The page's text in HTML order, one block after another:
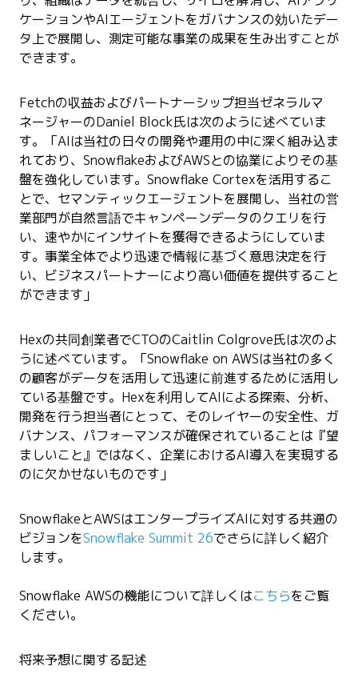
ケーションやAIエージェントをガバナンスの効いたデー
タ上で展開し、測定可能な事業の成果を生み出すことが
できます。
Fetchの収益およびパートナーシップ担当ゼネラルマ
ネージャーのDaniel Block氏は次のように述べていま
す。「AIは当社の日々の開発や運用の中に深く組み込ま
れており、SnowflakeおよびAWSとの協業によりその基
盤を強化しています。Snowflake Cortexを活用するこ
とで、セマンティックエージェントを展開し、当社の営
業部門が自然言語でキャンペーンデータのクエリを行
い、速やかにインサイトを獲得できるようにしていま
す。事業全体でより迅速で情報に基づく意思決定を行
い、ビジネスパートナーにより高い価値を提供すること
ができます」
Hexの共同創業者でCTOのCaitlin Colgrove氏は次のよ
うに述べています。「Snowflake on AWSは当社の多く
の顧客がデータを活用して迅速に前進するために活用し
ている基盤です。Hexを利用してAIによる探索、分析、
開発を行う担当者にとって、そのレイヤーの安全性、ガ
バナンス、パフォーマンスが確保されていることは『望
ましいこと』ではなく、企業におけるAI導入を実現する
のに欠かせないものです」
SnowflakeとAWSはエンタープライズAIに対する共通の
ビジョンをSnowflake Summit 26でさらに詳しく紹介
します。
Snowflake AWSの機能について詳しくはこちらをご覧
ください。
将来予想に関する記述